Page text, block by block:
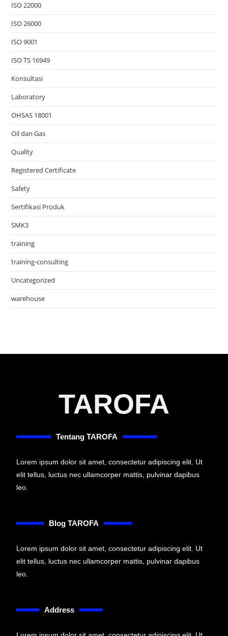
ISO 22000
ISO 26000
ISO 9001
ISO TS 16949
Konsultasi
Laboratory
OHSAS 18001
Oil dan Gas
Quality
Registered Certificate
Safety
Sertifikasi Produk
SMK3
training
training-consulting
Uncategorized
warehouse
TAROFA
Tentang TAROFA
Lorem ipsum dolor sit amet, consectetur adipiscing elit. Ut
elit tellus, luctus nec ullamcorper mattis, pulvinar dapibus
leo.
Blog TAROFA
Lorem ipsum dolor sit amet, consectetur adipiscing elit. Ut
elit tellus, luctus nec ullamcorper mattis, pulvinar dapibus
leo.
Address